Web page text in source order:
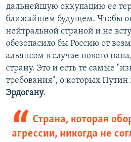
дальнейшую оккупацию ее
ближайшем будущем. Чтобы
нейтральной страной и не
обезопасило бы Россию от
альянсом в случае нового
страну. Это и есть те самые
требования", о которых Путин
Эрдогану.
Страна, которая
агрессии, никогда не